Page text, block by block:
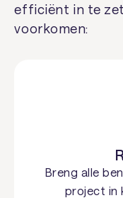
efficiënt in te
voorkomen:
Breng alle
project in